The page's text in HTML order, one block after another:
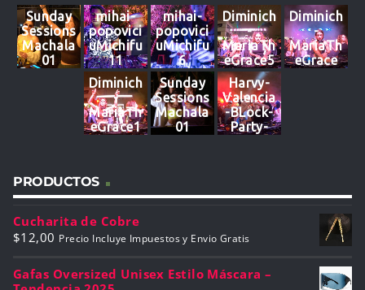
Sunday
Sessions
Machala
01
mihai-
popovici
uMichifu
11
mihai-
popovici
uMichifu
6
Diminich
-
MariaTh
eGrace5
Diminich
-
MariaTh
eGrace
Diminich
-
MariaTh
eGrace1
Sunday
Sessions
Machala
01
Harvy-
Valencia
-BLock-
Party-
PRODUCTOS
Cucharita de Cobre
$12,00 Precio Incluye Impuestos y Envio Gratis
Gafas Oversized Unisex Estilo Máscara –